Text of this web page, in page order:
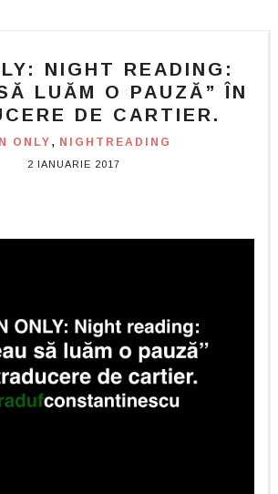
NIGHT READING:
LUĂM O PAUZĂ” ÎN
DE CARTIER.
ONLY , NIGHTREADING
2 IANUARIE 2017